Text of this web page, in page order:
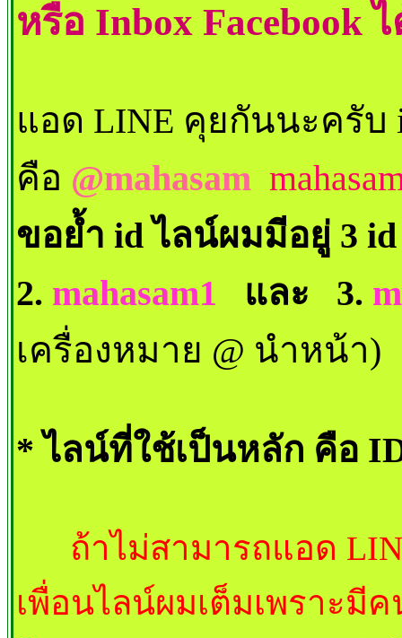
หรือ Inbox Facebook
แอด LINE คุยกันนะครับ
คือ @mahasam
ขอย้ำ id ไลน์ผมมีอยู่ 3
2. mahasam1 และ 3.
เครื่องหมาย @ นำหน้า)
* ไลน์ที่ใช้เป็นหลัก คือ
ถ้าไม่สามารถแอด
เพื่อนไลน์ผมเต็มเพราะมี